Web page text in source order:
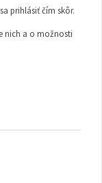
prihlásiť čím skôr.
nich a o možnosti